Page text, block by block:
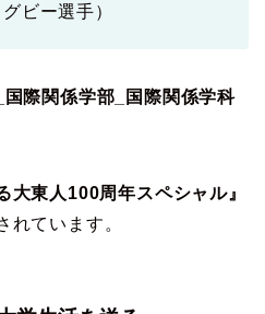
ビー選手）
際関係学部_国際関係学科
大東人100周年スペシャル』
れています。